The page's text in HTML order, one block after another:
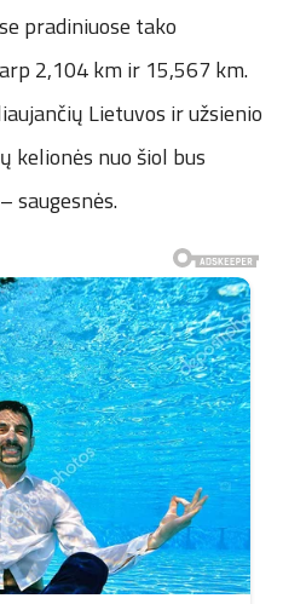
pradiniuose tako
2,104 km ir 15,567 km.
Lietuvos ir užsienio
kelionės nuo šiol bus
saugesnės.